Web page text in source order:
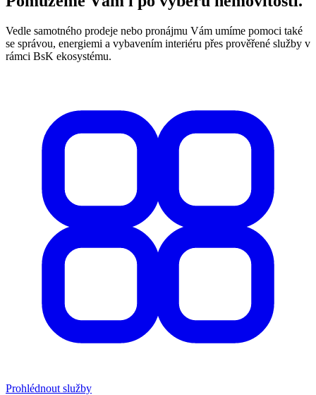
Vedle samotného prodeje nebo pronájmu Vám umíme pomoci také
se správou, energiemi a vybavením interiéru přes prověřené služby v
rámci BsK ekosystému.
Prohlédnout služby